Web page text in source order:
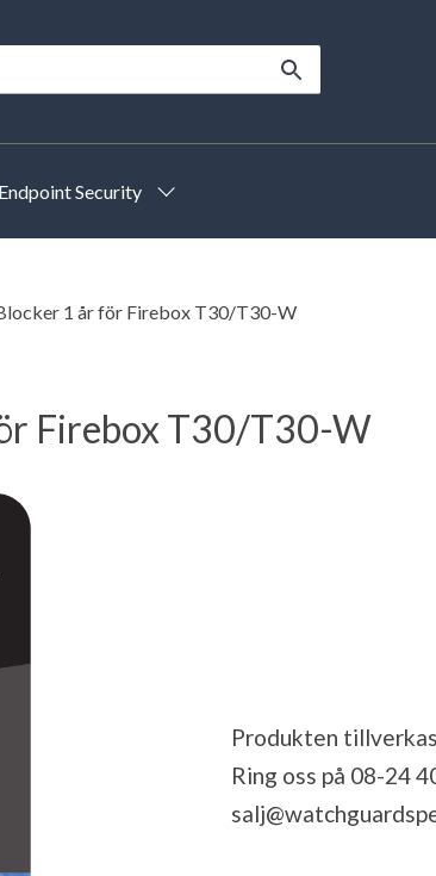
Endpoint Security
1 år för Firebox T30/T30-W
Firebox T30/T30-W
Produkten
Ring oss på 08-24